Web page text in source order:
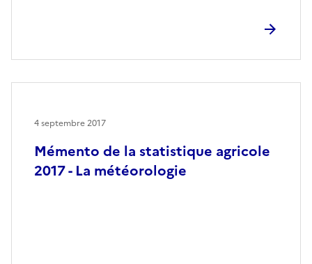
Mémento de la statistique agricole
2017 - La météorologie
4 septembre 2017